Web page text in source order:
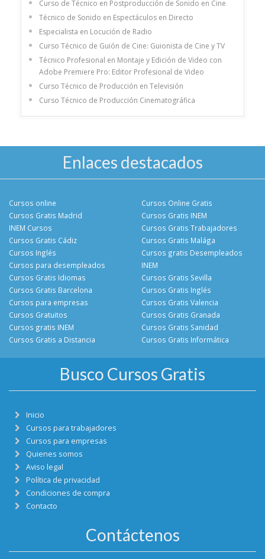
Curso de Técnico en Postproducción de Sonido en Cine
Técnico de Sonido en Espectáculos en Directo
Especialista en Locución de Radio
Curso Técnico de Guión de Cine: Guionista de Cine y TV
Técnico Profesional en Montaje y Edición de Video con
Adobe Premiere Pro: Editor Profesional de Video
Curso Técnico de Producción en Televisión
Curso Técnico de Producción Cinematográfica
Enlaces destacados
Cursos online
Cursos Gratis Madrid
INEM Cursos
Cursos Gratis Cádiz
Cursos Online Gratis
Cursos Gratis INEM
Cursos Gratis Trabajadores
Cursos Gratis Malága
Cursos Inglés
Cursos para desempleados
Cursos Gratis Idiomas
Cursos Gratis Barcelona
Cursos gratis Desempleados
INEM
Cursos Gratis Sevilla
Cursos Gratis Inglés
Cursos para empresas
Cursos Gratuitos
Cursos gratis INEM
Cursos Gratis a Distancia
Cursos Gratis Valencia
Cursos Gratis Granada
Cursos Gratis Sanidad
Cursos Gratis Informática
Busco Cursos Gratis
Inicio
Cursos para trabajadores
Cursos para empresas
Quienes somos
Aviso legal
Política de privacidad
Condiciones de compra
Contacto
Contáctenos